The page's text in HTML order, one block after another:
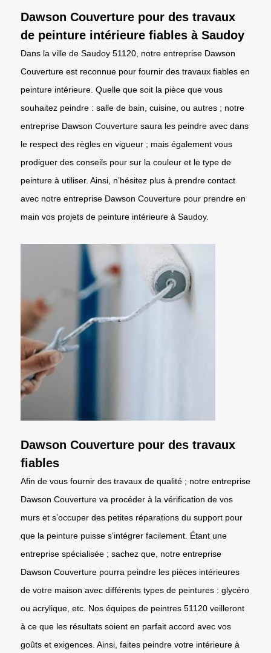
Dawson Couverture pour des travaux
de peinture intérieure fiables à Saudoy
Dans la ville de Saudoy 51120, notre entreprise Dawson
Couverture est reconnue pour fournir des travaux fiables en
peinture intérieure. Quelle que soit la pièce que vous
souhaitez peindre : salle de bain, cuisine, ou autres ; notre
entreprise Dawson Couverture saura les peindre avec dans
le respect des règles en vigueur ; mais également vous
prodiguer des conseils pour sur la couleur et le type de
peinture à utiliser. Ainsi, n’hésitez plus à prendre contact
avec notre entreprise Dawson Couverture pour prendre en
main vos projets de peinture intérieure à Saudoy.
Dawson Couverture pour des travaux
fiables
Afin de vous fournir des travaux de qualité ; notre entreprise
Dawson Couverture va procéder à la vérification de vos
murs et s’occuper des petites réparations du support pour
que la peinture puisse s’intégrer facilement. Étant une
entreprise spécialisée ; sachez que, notre entreprise
Dawson Couverture pourra peindre les pièces intérieures
de votre maison avec différents types de peintures : glycéro
ou acrylique, etc. Nos équipes de peintres 51120 veilleront
à ce que les résultats soient en parfait accord avec vos
goûts et exigences. Ainsi, faites peindre votre intérieure à